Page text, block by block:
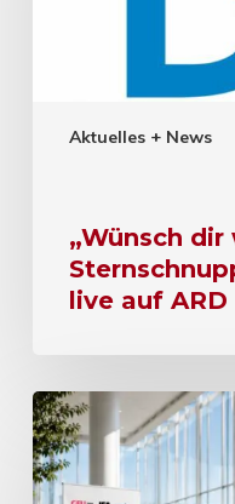
Aktuelles + News
„Wünsch dir
live auf